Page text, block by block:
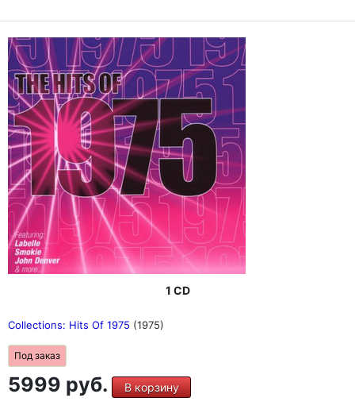
1 CD
Collections: Hits Of 1975 (1975)
Под заказ
5999 руб. В корзину